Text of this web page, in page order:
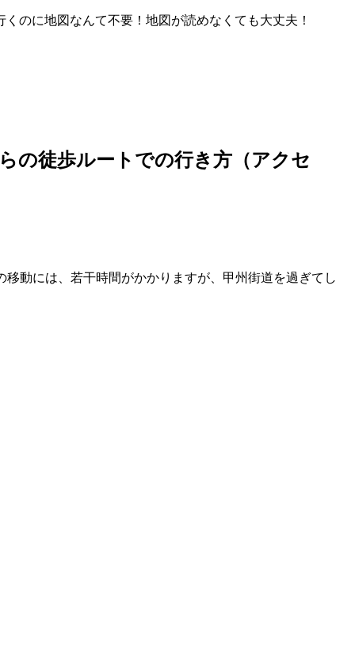
のに地図なんて不要！地図が読めなくても大丈夫！
の徒歩ルートでの行き方（アクセ
動には、若干時間がかかりますが、甲州街道を過ぎてし